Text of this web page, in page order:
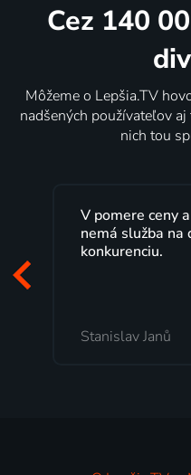
Cez 140
Môžeme o Lepšia.TV
nadšených používateľov
nich tou
V pomere ceny a
nemá služba na
konkurenciu.
Stanislav Janů